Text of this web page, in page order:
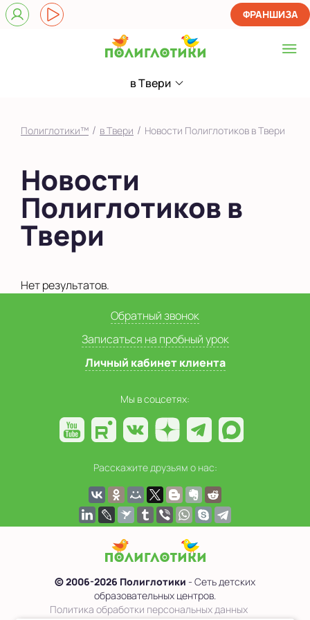
в Твери
Выберите центр
Показать на карте
ФРАНШИЗА
Полиглотики™ / в Твери / Новости Полиглотиков в Твери
Новости
Полиглотиков в
Твери
Нет результатов.
Обратный звонок
Записаться на пробный урок
Личный кабинет клиента
Мы в соцсетях:
Расскажите друзьям о нас:
© 2006-2026 Полиглотики - Сеть детских
образовательных центров.
Политика обработки персональных данных